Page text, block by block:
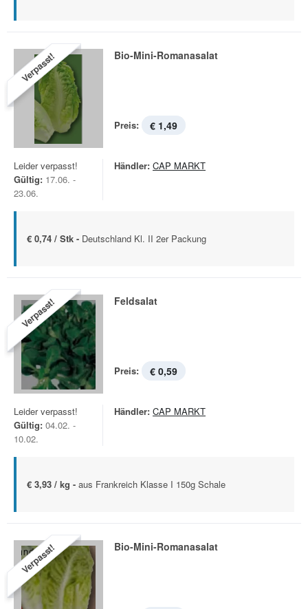
Verpasst! Bio-Mini-Romanasalat
Preis: € 1,49
Leider verpasst!
Gültig: 17.06. -
23.06.
Händler: CAP MARKT
€ 0,74 / Stk - Deutschland Kl. II 2er Packung
Verpasst! Feldsalat
Preis: € 0,59
Leider verpasst!
Gültig: 04.02. -
10.02.
Händler: CAP MARKT
€ 3,93 / kg - aus Frankreich Klasse I 150g Schale
Verpasst! Bio-Mini-Romanasalat